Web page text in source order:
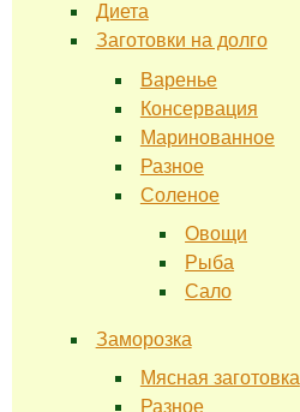
Диета
Заготовки на долго
Варенье
Консервация
Маринованное
Разное
Соленое
Овощи
Рыба
Сало
Заморозка
Мясная заготовка
Разное